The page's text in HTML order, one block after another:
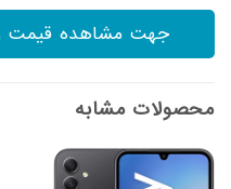
جهت مشاهده قیمت
محصولات مشابه